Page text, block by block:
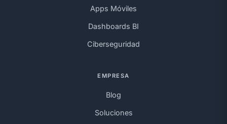
Apps Móviles
Dashboards BI
Ciberseguridad
EMPRESA
Blog
Soluciones